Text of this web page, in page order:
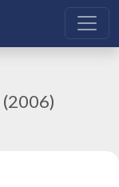
(2006)